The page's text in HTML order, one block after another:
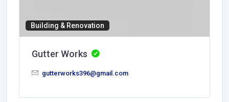
Building & Renovation
Gutter Works
gutterworks396@gmail.com